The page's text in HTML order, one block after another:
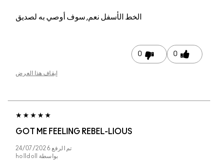
الخط الأسفلنعم, سوف أوصي به لصديق
0
إيقاف هذا العرض
GOT ME FEELING REBEL-LIOUS
24/07/2026
holldoll